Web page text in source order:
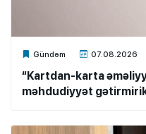
Gündəm 07.08.2026
Xalq.Online
“Kartdan-karta
məhdudiyyət